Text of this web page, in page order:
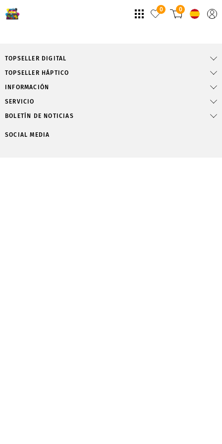
0 0
TOPSELLER DIGITAL
TOPSELLER HÁPTICO
INFORMACIÓN
SERVICIO
BOLETÍN DE NOTICIAS
SOCIAL MEDIA